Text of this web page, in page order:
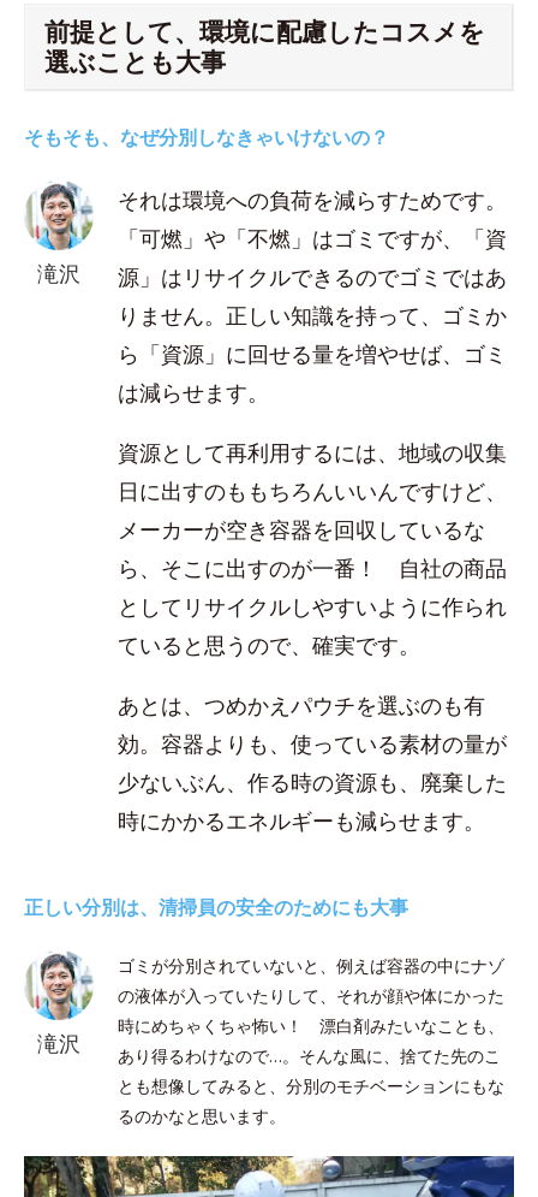
前提として、環境に配慮したコスメを
選ぶことも大事
そもそも、なぜ分別しなきゃいけないの？
滝沢
それは環境への負荷を減らすためです。
「可燃」や「不燃」はゴミですが、「資
源」はリサイクルできるのでゴミではあ
りません。正しい知識を持って、ゴミか
ら「資源」に回せる量を増やせば、ゴミ
は減らせます。
資源として再利用するには、地域の収集
日に出すのももちろんいいんですけど、
メーカーが空き容器を回収しているな
ら、そこに出すのが一番！ 自社の商品
としてリサイクルしやすいように作られ
ていると思うので、確実です。
あとは、つめかえパウチを選ぶのも有
効。容器よりも、使っている素材の量が
少ないぶん、作る時の資源も、廃棄した
時にかかるエネルギーも減らせます。
正しい分別は、清掃員の安全のためにも大事
滝沢
ゴミが分別されていないと、例えば容器の中にナゾ
の液体が入っていたりして、それが顔や体にかった
時にめちゃくちゃ怖い！ 漂白剤みたいなことも、
あり得るわけなので…。そんな風に、捨てた先のこ
とも想像してみると、分別のモチベーションにもな
るのかなと思います。